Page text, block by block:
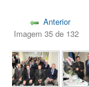
Anterior
Imagem 35 de 132